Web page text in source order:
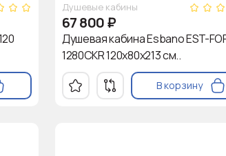
Душевые кабины
67 800₽
Душевая кабина Esbano EST-
1280CKR 120х80х213 см..
В корзину